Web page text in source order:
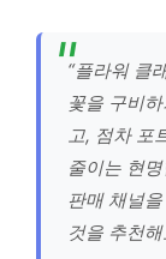
“플라워 클
꽃을 구비
고, 점차 포
줄이는 현
판매 채널
것을 추천해